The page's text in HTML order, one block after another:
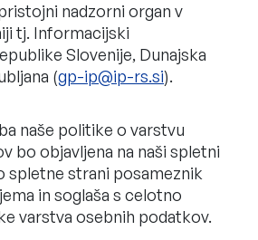
nadzorni organ v
tj. Informacijski
Slovenije, Dunajska
(
).
naše politike o varstvu
bo objavljena na naši spletni
spletne strani posameznik
in soglaša s celotno
varstva osebnih podatkov.